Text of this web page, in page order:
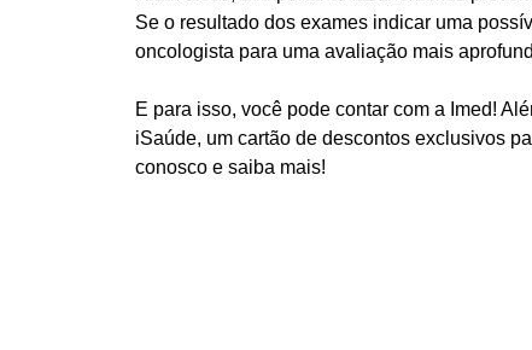
Se o resultado dos exames indicar uma
oncologista para uma avaliação mais
E para isso, você pode contar com a Imed!
iSaúde, um cartão de descontos exclusivos
conosco e saiba mais!